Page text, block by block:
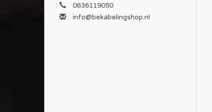
0636119050
info@bekabelingshop.nl